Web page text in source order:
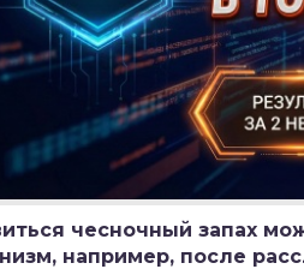
чесночный запах
например, после